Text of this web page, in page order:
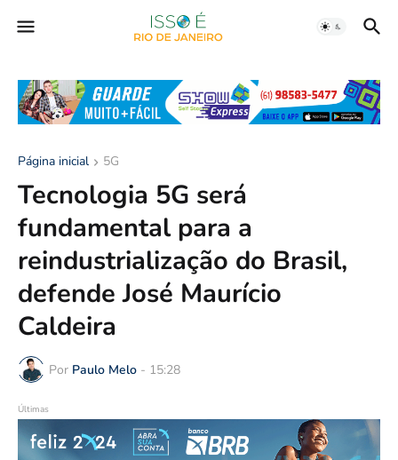
Página inicial 5G
Tecnologia 5G será
fundamental para a
reindustrialização do Brasil,
defende José Maurício
Caldeira
Por Paulo Melo - 15:28
Últimas